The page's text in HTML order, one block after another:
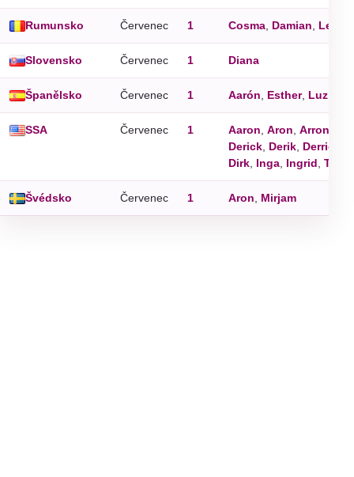
Rumunsko Červenec 1 Cosma Damian
Slovensko Červenec 1 Diana
Španělsko Červenec 1 Aarón Esther, Luz
SSA Červenec 1 Aaron Aron Arron
Derick Derik Derrick
Dirk Inga Ingrid
Švédsko Červenec 1 Aron Mirjam